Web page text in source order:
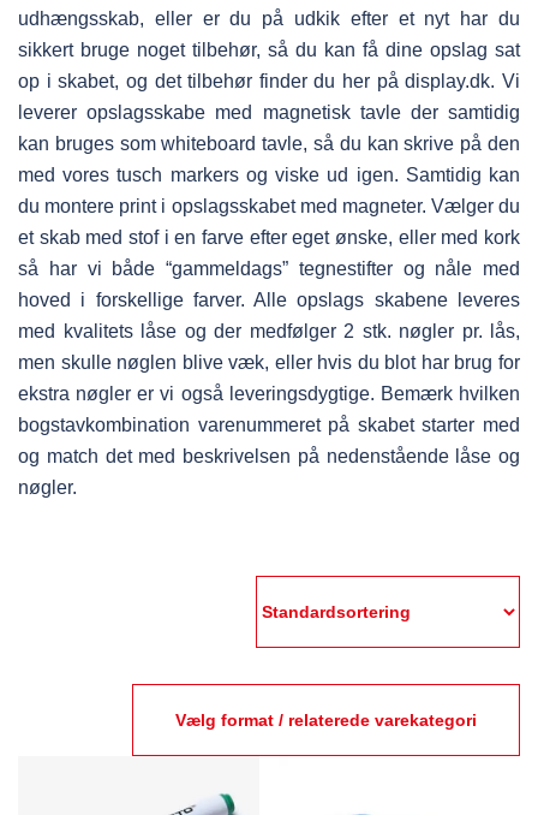
udhængsskab, eller er du på udkik efter et nyt har du
sikkert bruge noget tilbehør, så du kan få dine opslag sat
op i skabet, og det tilbehør finder du her på display.dk. Vi
leverer opslagsskabe med magnetisk tavle der samtidig
kan bruges som whiteboard tavle, så du kan skrive på den
med vores tusch markers og viske ud igen. Samtidig kan
du montere print i opslagsskabet med magneter. Vælger du
et skab med stof i en farve efter eget ønske, eller med kork
så har vi både “gammeldags” tegnestifter og nåle med
hoved i forskellige farver. Alle opslags skabene leveres
med kvalitets låse og der medfølger 2 stk. nøgler pr. lås,
men skulle nøglen blive væk, eller hvis du blot har brug for
ekstra nøgler er vi også leveringsdygtige. Bemærk hvilken
bogstavkombination varenummeret på skabet starter med
og match det med beskrivelsen på nedenstående låse og
nøgler.
Vælg format / relaterede varekategori